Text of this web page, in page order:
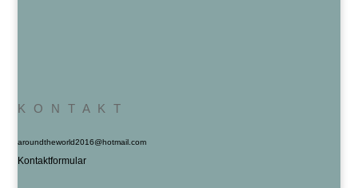
K O N T A K T
aroundtheworld2016@hotmail.com
Kontaktformular